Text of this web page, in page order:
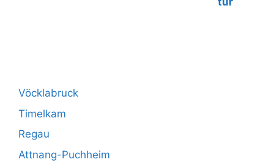
Vöcklabruck
Timelkam
Regau
Attnang-Puchheim